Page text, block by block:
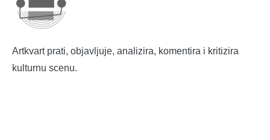
Artkvart prati, objavljuje, analizira, komentira i kritizira
kulturnu scenu.